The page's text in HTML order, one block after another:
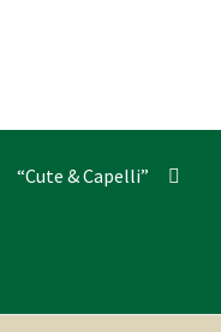
“Cute & Capelli”